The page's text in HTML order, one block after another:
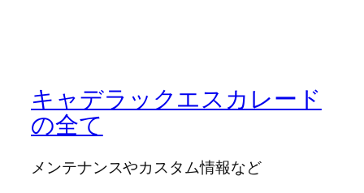
キャデラックエスカレード
の全て
メンテナンスやカスタム情報など